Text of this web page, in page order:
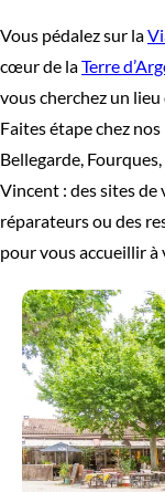
Vous pédalez sur la
cœur de laTerre
vous cherchez un
Faites étape chez
Bellegarde,
Vincent : des sites de
réparateurs ou des
pour vous accueillir